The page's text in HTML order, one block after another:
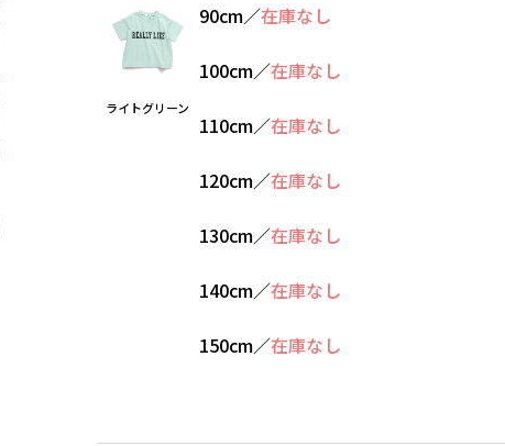
ライトグリーン
90cm／在庫なし
100cm／在庫なし
110cm／在庫なし
120cm／在庫なし
130cm／在庫なし
140cm／在庫なし
150cm／在庫なし